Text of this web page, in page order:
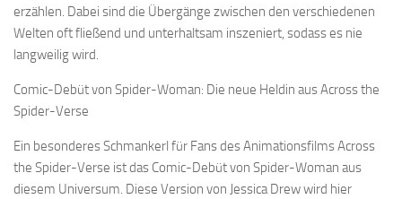
erzählen. Dabei sind die Übergänge zwischen den verschiedenen
Welten oft fließend und unterhaltsam inszeniert, sodass es nie
langweilig wird.
Comic-Debüt von Spider-Woman: Die neue Heldin aus Across the
Spider-Verse
Ein besonderes Schmankerl für Fans des Animationsfilms Across
the Spider-Verse ist das Comic-Debüt von Spider-Woman aus
diesem Universum. Diese Version von Jessica Drew wird hier